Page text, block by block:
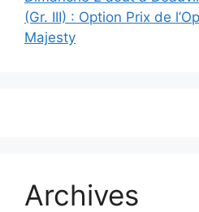
(Gr. III) : Option Prix de
Majesty
Archives